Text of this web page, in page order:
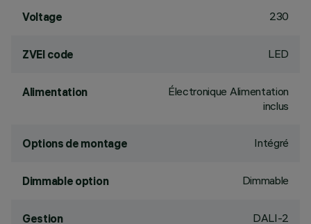
Voltage 230
ZVEI code LED
Alimentation
Électronique Alimentation
inclus
Options de montage Intégré
Dimmable option Dimmable
Gestion DALI-2